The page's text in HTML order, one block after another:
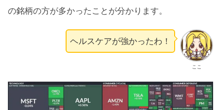
の銘柄の方が多かったことが分かります。
ここ
ヘルスケアが強かったわ！